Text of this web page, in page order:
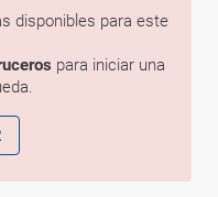
disponibles para este
para iniciar una